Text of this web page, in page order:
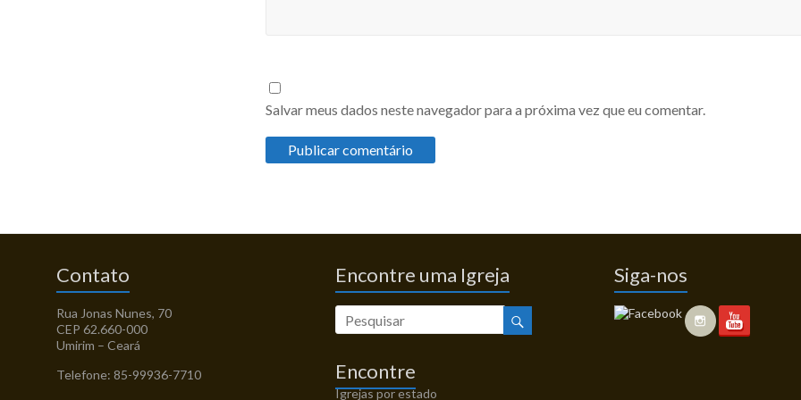
Salvar meus dados neste navegador para a próxima vez que eu comentar.
Contato
Rua Jonas Nunes, 70
CEP 62.660-000
Umirim – Ceará
Telefone: 85-99936-7710
Encontre uma Igreja
Encontre
Igrejas por estado
Siga-nos